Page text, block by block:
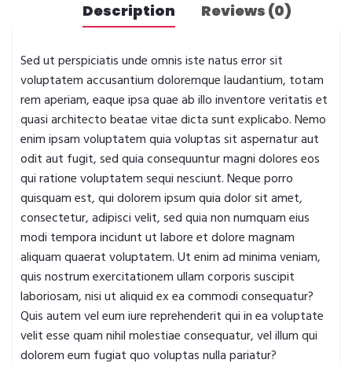
Description Reviews (0)
Sed ut perspiciatis unde omnis iste natus error sit
voluptatem accusantium doloremque laudantium, totam
rem aperiam, eaque ipsa quae ab illo inventore veritatis et
quasi architecto beatae vitae dicta sunt explicabo. Nemo
enim ipsam voluptatem quia voluptas sit aspernatur aut
odit aut fugit, sed quia consequuntur magni dolores eos
qui ratione voluptatem sequi nesciunt. Neque porro
quisquam est, qui dolorem ipsum quia dolor sit amet,
consectetur, adipisci velit, sed quia non numquam eius
modi tempora incidunt ut labore et dolore magnam
aliquam quaerat voluptatem. Ut enim ad minima veniam,
quis nostrum exercitationem ullam corporis suscipit
laboriosam, nisi ut aliquid ex ea commodi consequatur?
Quis autem vel eum iure reprehenderit qui in ea voluptate
velit esse quam nihil molestiae consequatur, vel illum qui
dolorem eum fugiat quo voluptas nulla pariatur?